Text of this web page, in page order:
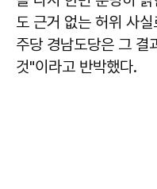
도 근거 없는 허위 사
주당 경남도당은 그 결
것"이라고 반박했다.